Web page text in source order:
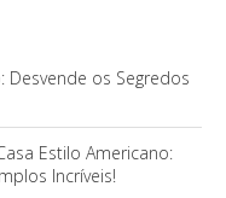
Desvende os Segredos
Estilo Americano:
Incríveis!